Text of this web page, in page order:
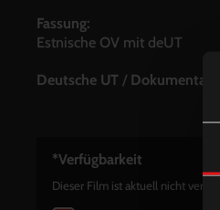
Fassung:
Estnische OV mit deUT
Deutsche UT /
*Verfügbarkeit
Dieser Film ist aktuell nicht